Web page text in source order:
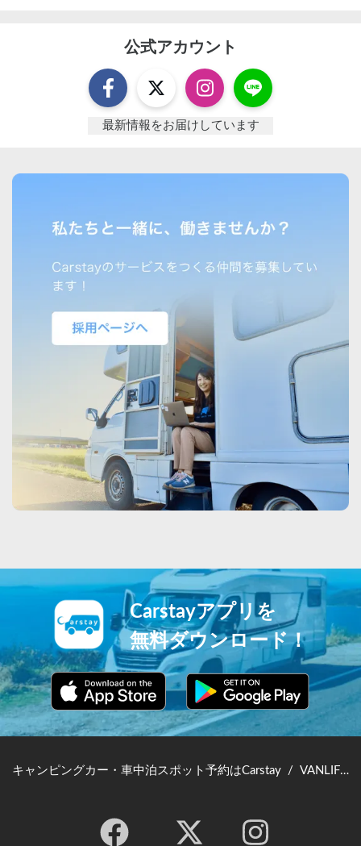
公式アカウント
最新情報をお届けしています
Carstayアプリを
無料ダウンロード！
キャンピングカー・車中泊スポット予約はCarstay / VANLIFE JAPAN TOP